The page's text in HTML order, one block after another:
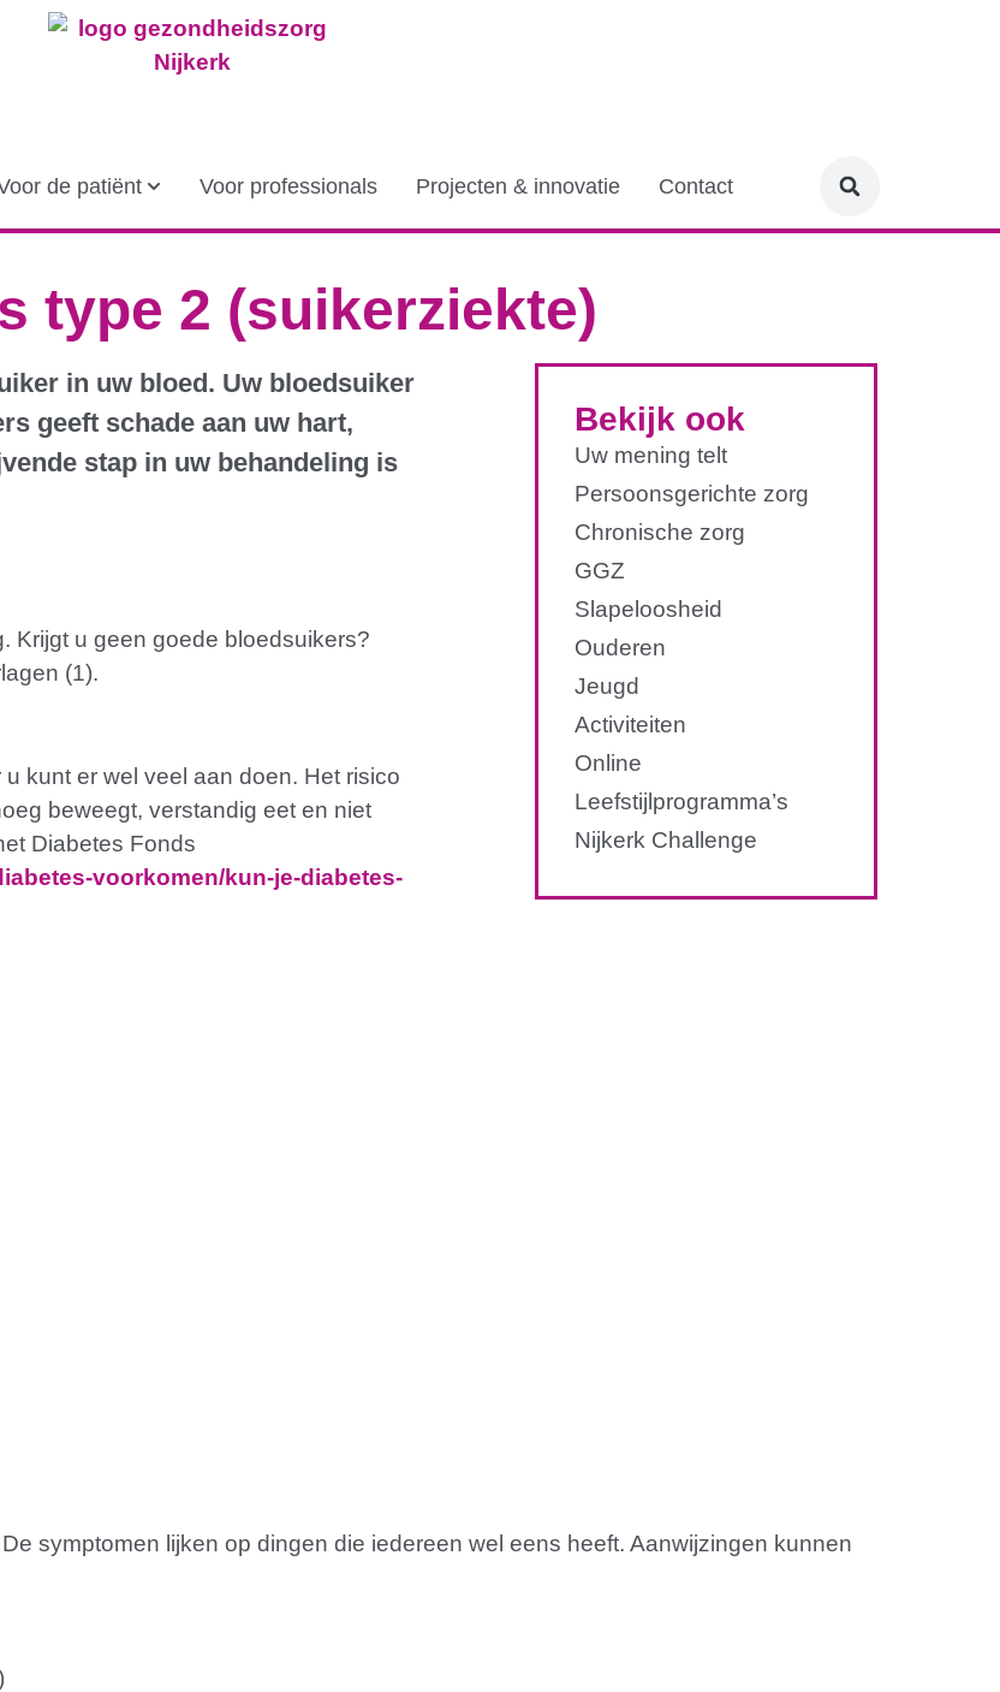
de patiënt Voor professionals Projecten & innovatie Contact
type 2 (suikerziekte)
in uw bloed. Uw bloedsuiker
geeft schade aan uw hart,
stap in uw behandeling is
Krijgt u geen goede bloedsuikers?
(1).
kunt er wel veel aan doen. Het risico
beweegt, verstandig eet en niet
Diabetes Fonds
voorkomen/kun-je-diabetes-
Bekijk ook
Uw mening telt
Persoonsgerichte zorg
Chronische zorg
GGZ
Slapeloosheid
Ouderen
Jeugd
Activiteiten
Online
Leefstijl­programma’s
Nijkerk Challenge
symptomen lijken op dingen die iedereen wel eens heeft. Aanwijzingen kunnen